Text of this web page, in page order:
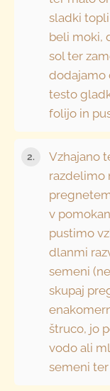
sladki
beli moki,
sol ter
dodajamo
testo
folijo in
Vzhajano
razdelimo
v
pustimo
dlanmi
semeni
skupaj
štruco, jo
vodo ali
semeni